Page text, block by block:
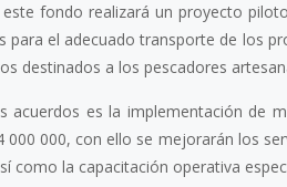
fondo realizará un proyecto
para el adecuado transporte de los
destinados a los pescadores
acuerdos es la implementación de
000 000, con ello se mejorarán los
como la capacitación operativa